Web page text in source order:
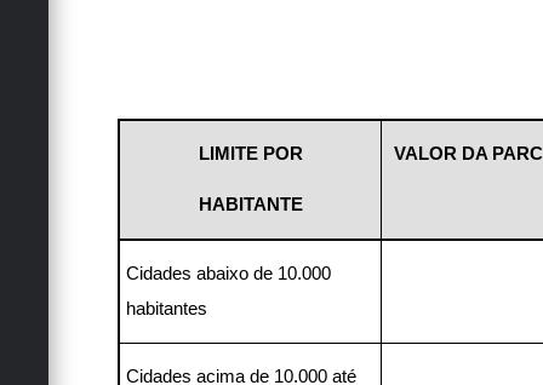
LIMITE POR
HABITANTE
VALOR DA
Cidades abaixo de 10.000
habitantes
Cidades acima de 10.000 até